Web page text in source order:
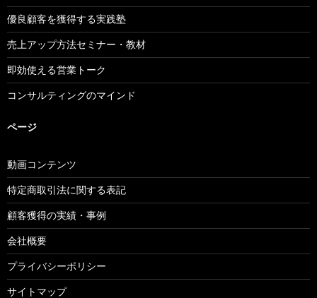
優良顧客を獲得する実践塾
売上アップ方法セミナー・教材
即効使える営業トーク
コンサルティングのマインド
ページ
動画コンテンツ
特定商取引法に関する表記
顧客獲得の実績・事例
会社概要
プライバシーポリシー
サイトマップ